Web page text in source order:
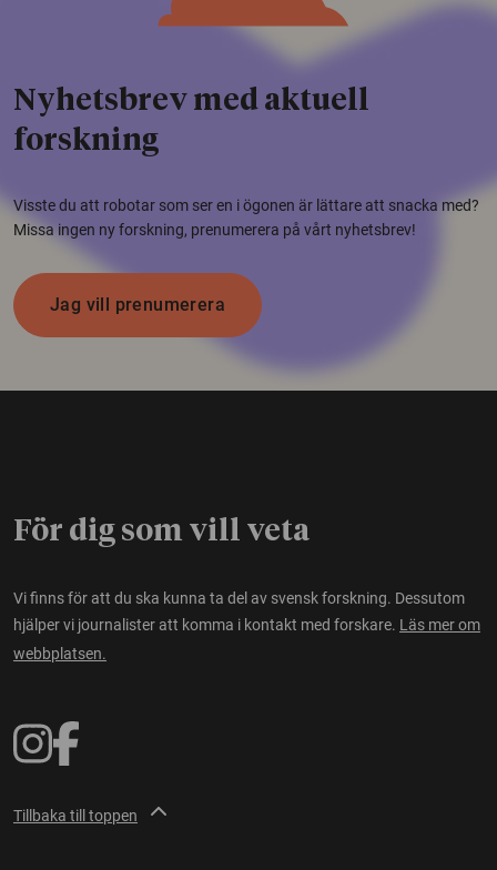
Nyhetsbrev med aktuell
forskning
Visste du att robotar som ser en i ögonen är lättare att snacka med?
Missa ingen ny forskning, prenumerera på vårt nyhetsbrev!
Jag vill prenumerera
För dig som vill veta
Vi finns för att du ska kunna ta del av svensk forskning. Dessutom
hjälper vi journalister att komma i kontakt med forskare. Läs mer om
webbplatsen.
Tillbaka till toppen